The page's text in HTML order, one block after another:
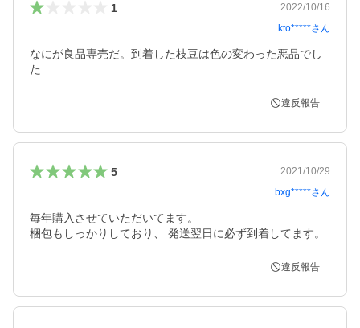
1
2022/10/16
kto*****さん
なにが良品専売だ。到着した枝豆は色の変わった悪品でし
た
違反報告
5
2021/10/29
bxg*****さん
毎年購入させていただいてます。
梱包もしっかりしており、 発送翌日に必ず到着してます。
違反報告